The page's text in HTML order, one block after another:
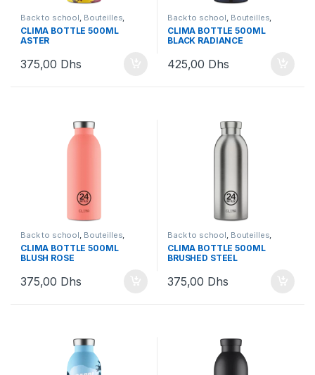
Back to school, Bouteilles,
Bouteilles et Lunchbox
CLIMA BOTTLE 500ML
ASTER
375,00 Dhs
Back to school, Bouteilles,
Bouteilles et Lunchbox
CLIMA BOTTLE 500ML
BLACK RADIANCE
425,00 Dhs
Back to school, Bouteilles,
Bouteilles et Lunchbox
CLIMA BOTTLE 500ML
BLUSH ROSE
375,00 Dhs
Back to school, Bouteilles,
Bouteilles et Lunchbox
CLIMA BOTTLE 500ML
BRUSHED STEEL
375,00 Dhs